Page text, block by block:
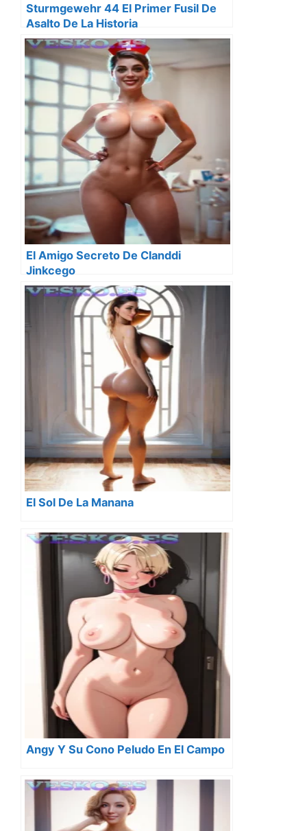
Sturmgewehr 44 El Primer Fusil De
Asalto De La Historia
El Amigo Secreto De Clanddi
Jinkcego
El Sol De La Manana
Angy Y Su Cono Peludo En El Campo